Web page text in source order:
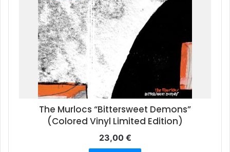
The Murlocs “Bittersweet Demons”
(Colored Vinyl Limited Edition)
23,00 €